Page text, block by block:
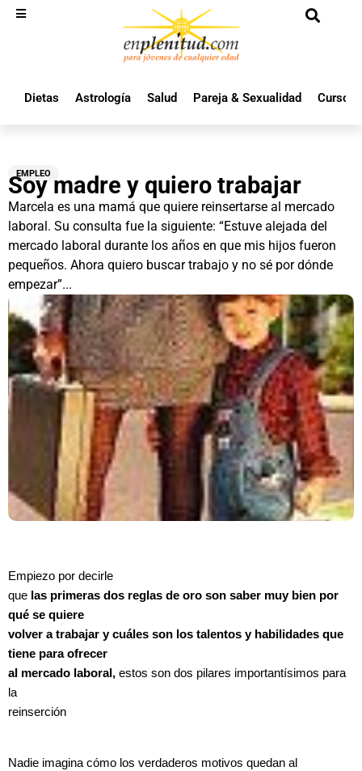
Dietas Astrología Salud Pareja & Sexualidad Cursos
EMPLEO
Soy madre y quiero trabajar
Marcela es una mamá que quiere reinsertarse al mercado
laboral. Su consulta fue la siguiente: “Estuve alejada del
mercado laboral durante los años en que mis hijos fueron
pequeños. Ahora quiero buscar trabajo y no sé por dónde
empezar”...
Empiezo por decirle
que las primeras dos reglas de oro son saber muy bien por
qué se quiere
volver a trabajar y cuáles son los talentos y habilidades que
tiene para ofrecer
al mercado laboral, estos son dos pilares importantísimos para
la
reinserción
Nadie imagina cómo los verdaderos motivos quedan al